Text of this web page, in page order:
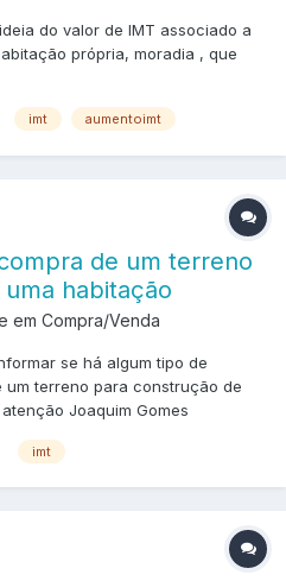
do valor de IMT associado a
própria, moradia , que
imt aumentoimt
de um terreno
habitação
em Compra/Venda
se há algum tipo de
terreno para construção de
Joaquim Gomes
imt